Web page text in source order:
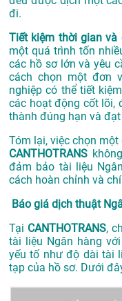
đi.
Tiết kiệm thời gian và
một quá trình tốn
các hồ sơ lớn và yêu
cách chọn một đơn
nghiệp có thể tiết
các hoạt động cốt lõi,
thành đúng hạn và
Tóm lại, việc chọn
CANTHOTRANS
đảm bảo tài liệu
cách hoàn chỉnh và
Báo giá dịch thuật
Tại CANTHOTRANS,
tài liệu Ngân hàng
yếu tố như độ dài tài
tạp của hồ sơ. Dưới